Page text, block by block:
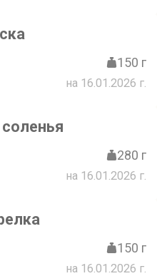
150 г
на 16.01.2026 г.
280 г
на 16.01.2026 г.
150 г
на 16.01.2026 г.